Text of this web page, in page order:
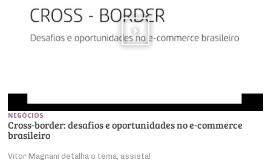
NEGÓCIOS
Cross-border: desafios e oportunidades no e-commerce
brasileiro
Vitor Magnani detalha o tema; assista!